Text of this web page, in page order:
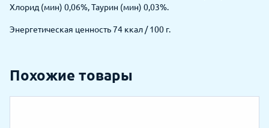
Хлорид (мин) 0,06%, Таурин (мин) 0,03%.
Энергетическая ценность 74 ккал / 100 г.
Похожие товары